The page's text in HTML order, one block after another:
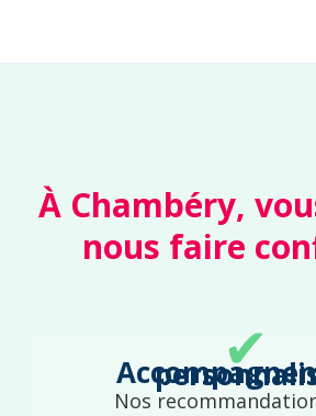
À Chambéry,
nous faire
✔
Accompagnement
Nos